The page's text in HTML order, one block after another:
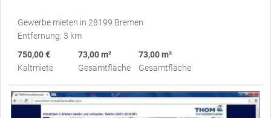
Gewerbe mieten in 28199 Bremen
Entfernung: 3 km
750,00 €
Kaltmiete
73,00 m²
Gesamtfläche
73,00 m²
Gesamtfläche